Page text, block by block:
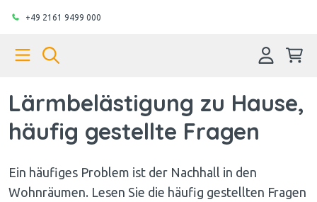
+49 2161 9499 000
Lärmbelästigung zu Hause,
häufig gestellte Fragen
Ein häufiges Problem ist der Nachhall in den
Wohnräumen. Lesen Sie die häufig gestellten Fragen